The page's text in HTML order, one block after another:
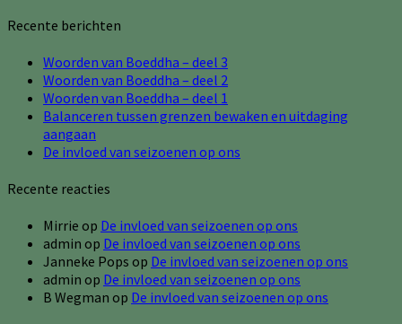
Recente berichten
Woorden van Boeddha – deel 3
Woorden van Boeddha – deel 2
Woorden van Boeddha – deel 1
Balanceren tussen grenzen bewaken en uitdaging
aangaan
De invloed van seizoenen op ons
Recente reacties
Mirrie op De invloed van seizoenen op ons
admin op De invloed van seizoenen op ons
Janneke Pops op De invloed van seizoenen op ons
admin op De invloed van seizoenen op ons
B Wegman op De invloed van seizoenen op ons